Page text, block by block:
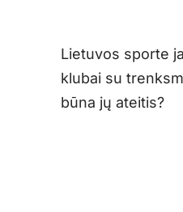
Lietuvos sporte
klubai su
būna jų ateitis?